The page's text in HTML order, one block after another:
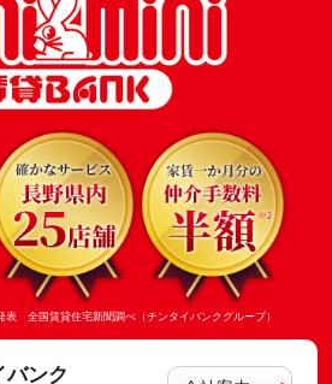
全国賃貸住宅新聞調べ（チンタイバンクグループ）
バンク